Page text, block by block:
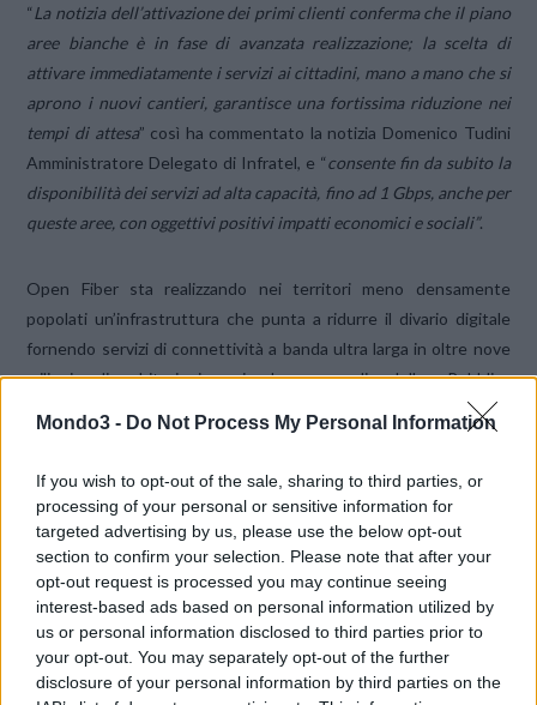
Mondo3 - Do Not Process My Personal Information
If you wish to opt-out of the sale, sharing to third parties, or
processing of your personal or sensitive information for
targeted advertising by us, please use the below opt-out
section to confirm your selection. Please note that after your
opt-out request is processed you may continue seeing
interest-based ads based on personal information utilized by
us or personal information disclosed to third parties prior to
your opt-out. You may separately opt-out of the further
disclosure of your personal information by third parties on the
“La notizia dell’attivazione dei primi clienti conferma che il piano
aree bianche è in fase di avanzata realizzazione; la scelta di
attivare immediatamente i servizi ai cittadini, mano a mano che si
aprono i nuovi cantieri, garantisce una fortissima riduzione nei
tempi di attesa” così ha commentato la notizia Domenico Tudini
Amministratore Delegato di Infratel, e “consente fin da subito la
disponibilità dei servizi ad alta capacità, fino ad 1 Gbps, anche per
queste aree, con oggettivi positivi impatti economici e sociali”.
Open Fiber sta realizzando nei territori meno densamente
popolati un’infrastruttura che punta a ridurre il divario digitale
fornendo servizi di connettività a banda ultra larga in oltre nove
milioni di abitazioni, aziende e sedi della Pubblica
Amministrazione. L’infrastruttura rimarrà di proprietà pubblica e
sarà gestita in concessione da Open Fiber per 20 anni. A oggi,
1000 comuni nelle diciassette Regioni italiane oggetto dei primi
due bandi Infratel.